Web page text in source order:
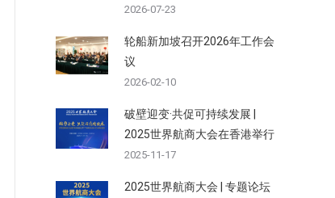
2026-07-23
轮船新加坡召开2026年工作会
议
2026-02-10
破壁迎变·共促可持续发展 |
2025世界航商大会在香港举行
2025-11-17
2025世界航商大会 | 专题论坛